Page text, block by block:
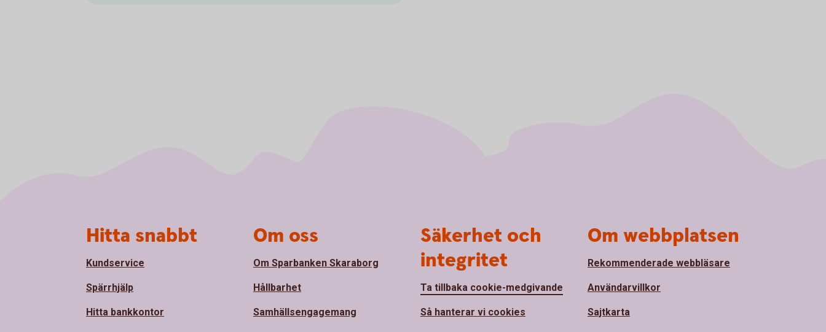
Hitta snabbt
Kundservice
Spärrhjälp
Hitta bankkontor
Om oss
Om Sparbanken Skaraborg
Hållbarhet
Samhällsengagemang
Säkerhet och
integritet
Ta tillbaka cookie-medgivande
Så hanterar vi cookies
Om webbplatsen
Rekommenderade webbläsare
Användarvillkor
Sajtkarta